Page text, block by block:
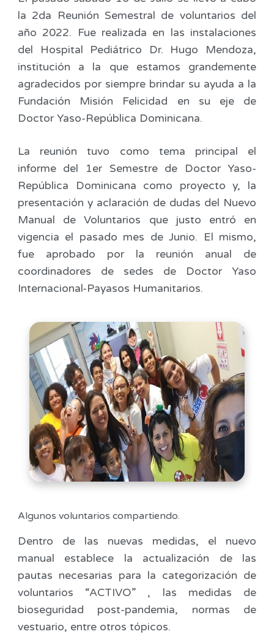
la 2da Reunión Semestral de voluntarios del
año 2022. Fue realizada en las instalaciones
del Hospital Pediátrico Dr. Hugo Mendoza,
institución a la que estamos grandemente
agradecidos por siempre brindar su ayuda a la
Fundación Misión Felicidad en su eje de
Doctor Yaso-República Dominicana.
La reunión tuvo como tema principal el
informe del 1er Semestre de Doctor Yaso-
República Dominicana como proyecto y, la
presentación y aclaración de dudas del Nuevo
Manual de Voluntarios que justo entró en
vigencia el pasado mes de Junio. El mismo,
fue aprobado por la reunión anual de
coordinadores de sedes de Doctor Yaso
Internacional-Payasos Humanitarios.
Algunos voluntarios compartiendo.
Dentro de las nuevas medidas, el nuevo
manual establece la actualización de las
pautas necesarias para la categorización de
voluntarios “ACTIVO” , las medidas de
bioseguridad post-pandemia, normas de
vestuario, entre otros tópicos.